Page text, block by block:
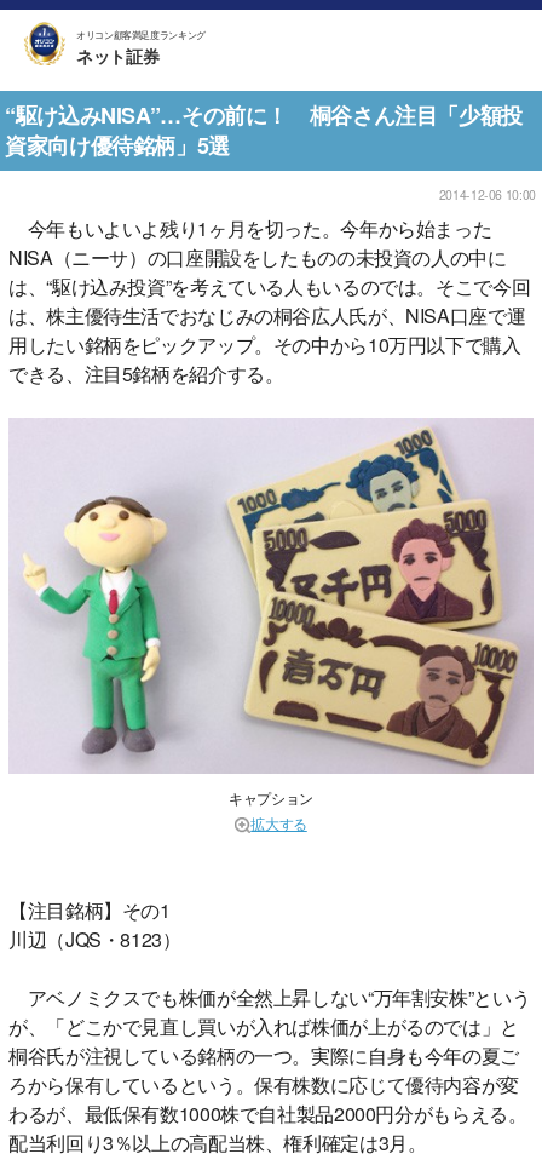
オリコン顧客満足度ランキング
ネット証券
“駆け込みNISA”…その前に！ 桐谷さん注目「少額投
資家向け優待銘柄」5選
2014-12-06 10:00
今年もいよいよ残り1ヶ月を切った。今年から始まった
NISA（ニーサ）の口座開設をしたものの未投資の人の中に
は、“駆け込み投資”を考えている人もいるのでは。そこで今回
は、株主優待生活でおなじみの桐谷広人氏が、NISA口座で運
用したい銘柄をピックアップ。その中から10万円以下で購入
できる、注目5銘柄を紹介する。
キャプション
拡大する
【注目銘柄】その1
川辺（JQS・8123）
アベノミクスでも株価が全然上昇しない“万年割安株”という
が、「どこかで見直し買いが入れば株価が上がるのでは」と
桐谷氏が注視している銘柄の一つ。実際に自身も今年の夏ご
ろから保有しているという。保有株数に応じて優待内容が変
わるが、最低保有数1000株で自社製品2000円分がもらえる。
配当利回り3％以上の高配当株、権利確定は3月。